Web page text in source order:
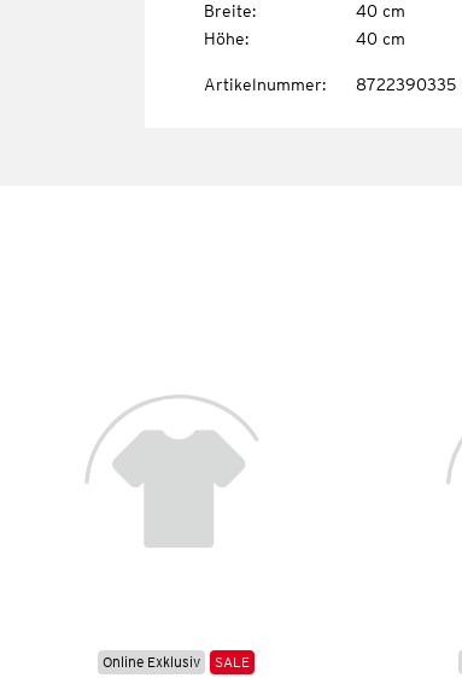
Breite:
40 cm
Höhe: 40 cm
Artikelnummer: 8722390335
Online Exklusiv SALE